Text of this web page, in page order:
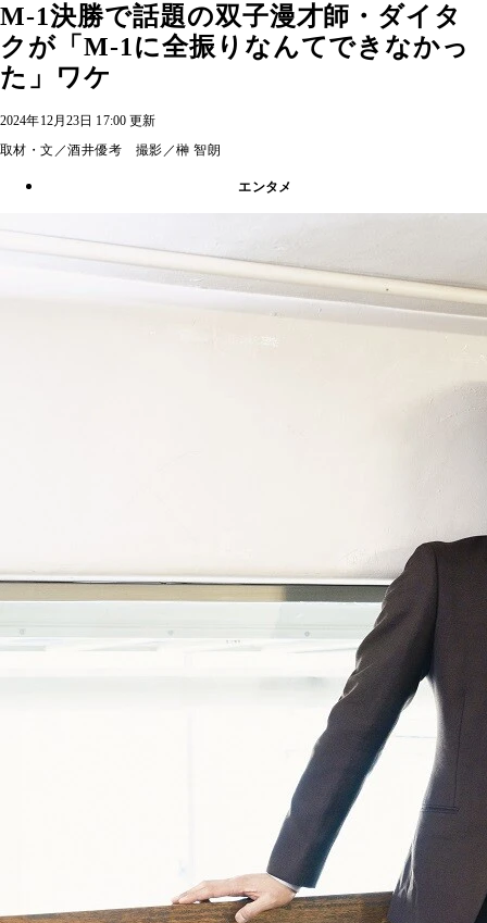
M-1決勝で話題の双子漫才師・ダイタ
クが「M-1に全振りなんてできなかっ
た」ワケ
2024年12月23日 17:00 更新
取材・文／酒井優考 撮影／榊 智朗
エンタメ